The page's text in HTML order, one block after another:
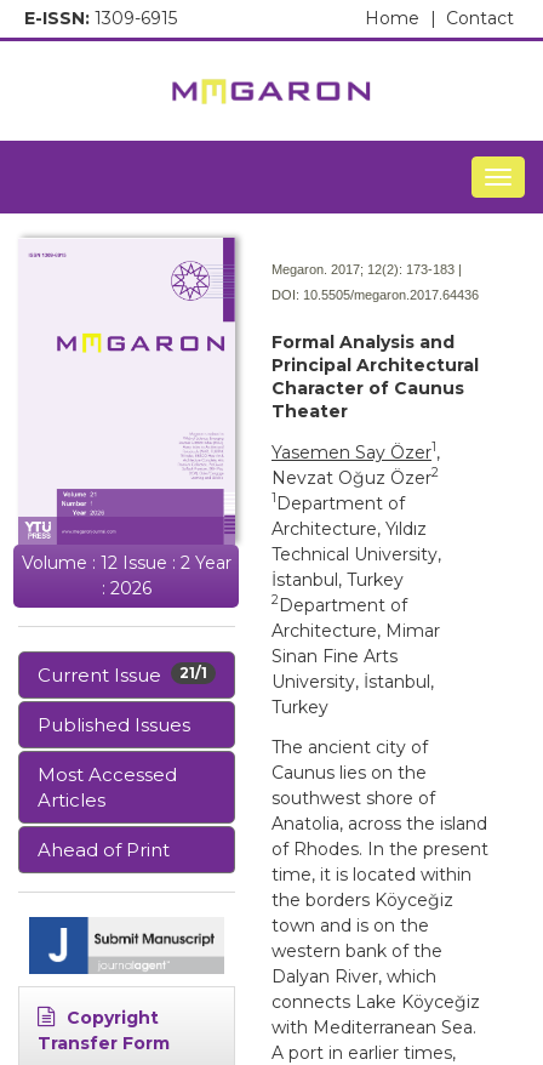
E-ISSN: 1309-6915 Contact
Home |
Volume : 12 Issue : 2 Year
: 2026
21/1
Current Issue
Published Issues
Most Accessed
Articles
Ahead of Print
Copyright
Transfer Form
Megaron. 2017; 12(2): 173-183 |
DOI: 10.5505/megaron.2017.64436
Formal Analysis and
Principal Architectural
Character of Caunus
Theater
Yasemen Say Özer1,
Nevzat Oğuz Özer2
1 Department of
Architecture, Yıldız
Technical University,
İstanbul, Turkey
2Department of
Architecture, Mimar
Sinan Fine Arts
University, İstanbul,
Turkey
The ancient city of
Caunus lies on the
southwest shore of
Anatolia, across the island
of Rhodes. In the present
time, it is located within
the borders Köyceğiz
town and is on the
western bank of the
Dalyan River, which
connects Lake Köyceğiz
with Mediterranean Sea.
A port in earlier times,